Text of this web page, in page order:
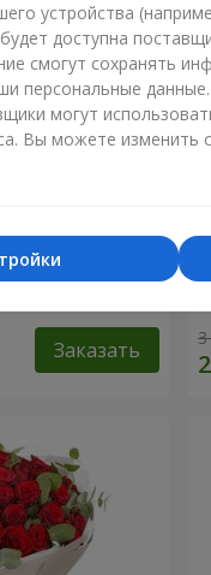
Заказать 3
устройства
доступна
смогут сохранять
персональные данные.
могут
Вы можете изменить